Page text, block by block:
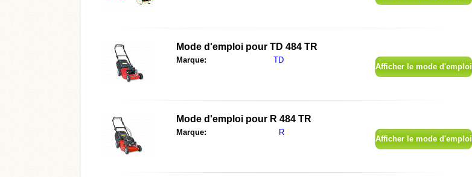
Mode d'emploi pour TD 484 TR
Marque: TD
Afficher le mode d'emploi
Mode d'emploi pour R 484 TR
Marque: R
Afficher le mode d'emploi